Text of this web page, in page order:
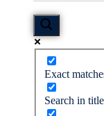
Exact
Search in title